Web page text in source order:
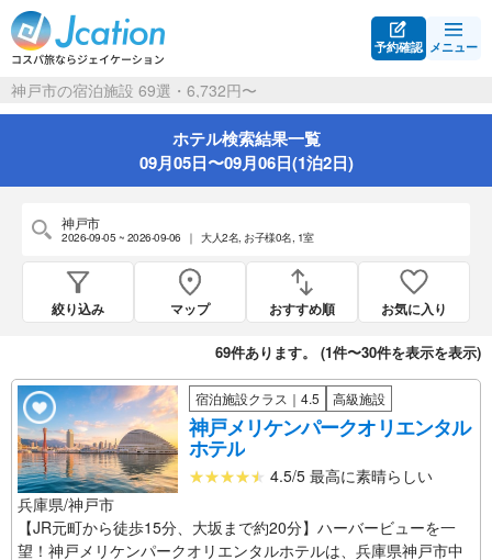
予約確認 メニュー
神戸市の宿泊施設 69選・6,732円〜
ホテル検索結果一覧
09月05日〜09月06日(1泊2日)
神戸市
2026-09-05 ~ 2026-09-06 ｜ 大人2名, お子様0名, 1室
絞り込み マップ おすすめ順 お気に入り
69件あります。 (1件〜30件を表示を表示)
宿泊施設クラス｜4.5 高級施設
神戸メリケンパークオリエンタル
ホテル
4.5/5 最高に素晴らしい
兵庫県/神戸市
【JR元町から徒歩15分、大坂まで約20分】ハーバービューを一
望！神戸メリケンパークオリエンタルホテルは、兵庫県神戸市中